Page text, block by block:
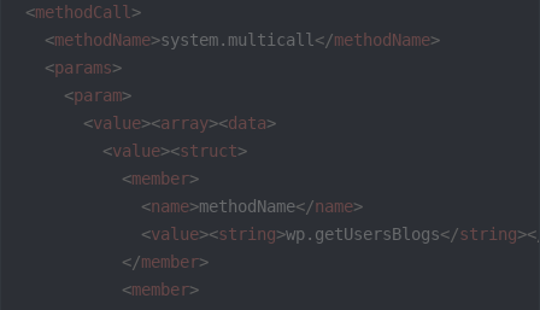
<methodCall >
<methodName>system.multicall </methodName>
<params>
<param>
<value><array><data>
<value><struct>
<member>
<name>methodName</name>
<value><string>wp.getUsersBlogs</string>
</member>
<member>